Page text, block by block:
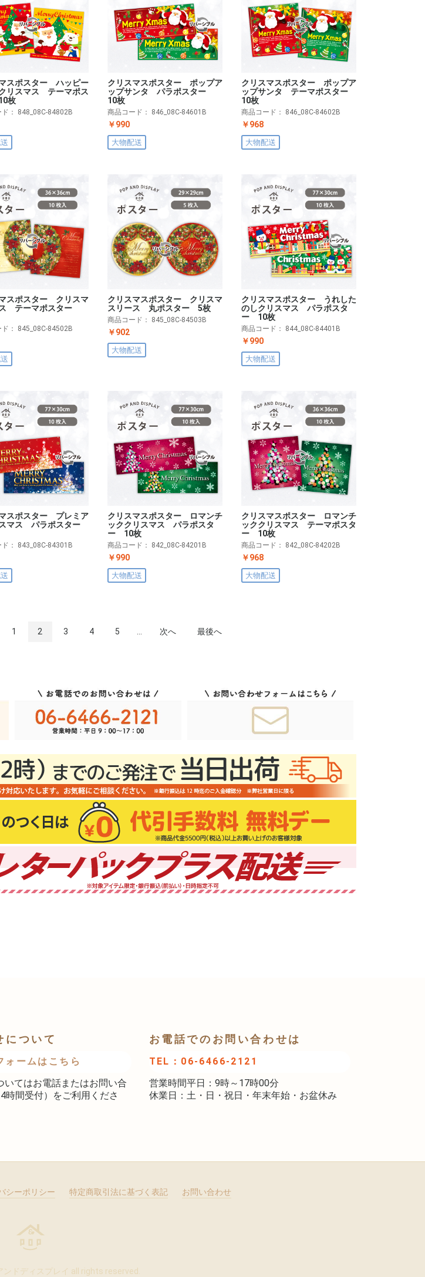
スポスター ハッピー
リスマス テーマポス
枚
： 848_08C-84802B
クリスマスポスター ポップア
ップサンタ パラポスター
10枚
商品コード： 846_08C-84601B
￥990
大物配送
クリスマスポスター ポップア
ップサンタ テーマポスター
10枚
商品コード： 846_08C-84602B
￥968
大物配送
スポスター クリスマ
テーマポスター
： 845_08C-84502B
クリスマスポスター クリスマ
スリース 丸ポスター 5枚
商品コード： 845_08C-84503B
￥902
大物配送
クリスマスポスター うれした
のしクリスマス パラポスタ
ー 10枚
商品コード： 844_08C-84401B
￥990
大物配送
スポスター プレミア
マス パラポスター
： 843_08C-84301B
クリスマスポスター ロマンチ
ッククリスマス パラポスタ
ー 10枚
商品コード： 842_08C-84201B
￥990
大物配送
クリスマスポスター ロマンチ
ッククリスマス テーマポスタ
ー 10枚
商品コード： 842_08C-84202B
￥968
大物配送
1 2 3 4 5 ... 次へ 最後へ
について
ォームはこちら
いてはお電話またはお問い合
時間受付）をご利用くださ
お電話でのお問い合わせは
TEL：06-6466-2121
営業時間平日：9時～17時00分
休業日：土・日・祝日・年末年始・お盆休み
シーポリシー 特定商取引法に基づく表記 お問い合わせ
ドディスプレイ all rights reserved.